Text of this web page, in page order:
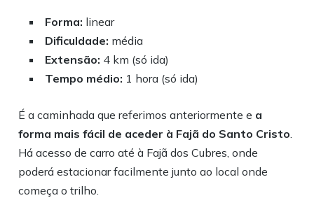
Forma: linear
Dificuldade: média
Extensão: 4 km (só ida)
Tempo médio: 1 hora (só ida)
É a caminhada que referimos anteriormente e a
forma mais fácil de aceder à Fajã do Santo Cristo.
Há acesso de carro até à Fajã dos Cubres, onde
poderá estacionar facilmente junto ao local onde
começa o trilho.